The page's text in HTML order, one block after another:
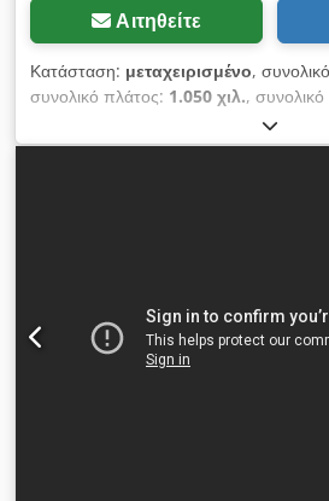
Αιτηθείτε
Κατάσταση: μεταχειρισμένο,
συνολικό πλάτος: 1.050 χιλ.,
Χρώμα: Γκρι Βάρος: 500 kg Πριόνι για
130 Cedpfx Ajzrm S Ioagoha 45
τεκμηρίωση: Όχι - Διαθέσιμο
45 - Τάση [V]: 400 - Κατανάλωση
[A]: 16 - Ισχύς [kW]: 7,3 - Διαστάσεις
1050 mm x 1400 mm (μήκος x πλάτος